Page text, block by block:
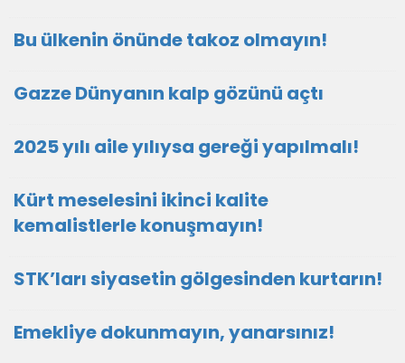
Bu ülkenin önünde takoz olmayın!
Gazze Dünyanın kalp gözünü açtı
2025 yılı aile yılıysa gereği yapılmalı!
Kürt meselesini ikinci kalite
kemalistlerle konuşmayın!
STK’ları siyasetin gölgesinden kurtarın!
Emekliye dokunmayın, yanarsınız!